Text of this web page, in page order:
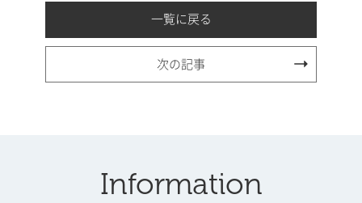
一覧に戻る
次の記事
Information